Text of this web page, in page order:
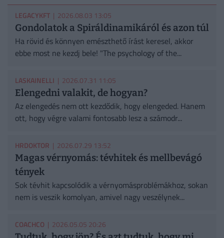
LEGACYKFT | 2026.08.03 13:05
Gondolatok a Spiráldinamikáról és azon túl
Ha rövid és könnyen emészthető írást keresel, akkor
ebbe most ne kezdj bele! "The psychology of the...
LASKAINELLI | 2026.07.31 11:05
Elengedni valakit, de hogyan?
Az elengedés nem ott kezdődik, hogy elengeded. Hanem
ott, hogy végre valami fontosabb lesz a számodr...
HRDOKTOR | 2026.07.29 13:52
Magas vérnyomás: tévhitek és mellbevágó
tények
Sok tévhit kapcsolódik a vérnyomásproblémákhoz, sokan
nem is veszik komolyan, amivel nagy veszélynek...
COACHCO | 2026.05.05 20:26